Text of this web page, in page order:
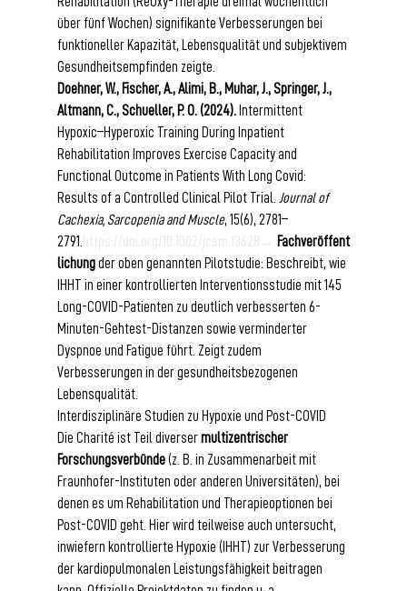
über fünf Wochen) signifikante Verbesserungen bei
funktioneller Kapazität, Lebensqualität und subjektivem
Gesundheitsempfinden zeigte.
Doehner, W., Fischer, A., Alimi, B., Muhar, J., Springer, J.,
Altmann, C., Schueller, P. O. (2024). Intermittent
Hypoxic–Hyperoxic Training During Inpatient
Rehabilitation Improves Exercise Capacity and
Functional Outcome in Patients With Long Covid:
Results of a Controlled Clinical Pilot Trial. Journal of
Cachexia, Sarcopenia and Muscle, 15(6), 2781–
2791.
https://doi.org/10.1002/jcsm.13628→ Fachveröffent
lichung der oben genannten Pilotstudie: Beschreibt, wie
IHHT in einer kontrollierten Interventionsstudie mit 145
Long-COVID-Patienten zu deutlich verbesserten 6-
Minuten-Gehtest-Distanzen sowie verminderter
Dyspnoe und Fatigue führt. Zeigt zudem
Verbesserungen in der gesundheitsbezogenen
Lebensqualität.
Interdisziplinäre Studien zu Hypoxie und Post-COVID
Die Charité ist Teil diverser multizentrischer
Forschungsverbünde (z. B. in Zusammenarbeit mit
Fraunhofer-Instituten oder anderen Universitäten), bei
denen es um Rehabilitation und Therapieoptionen bei
Post-COVID geht. Hier wird teilweise auch untersucht,
inwiefern kontrollierte Hypoxie (IHHT) zur Verbesserung
der kardiopulmonalen Leistungsfähigkeit beitragen